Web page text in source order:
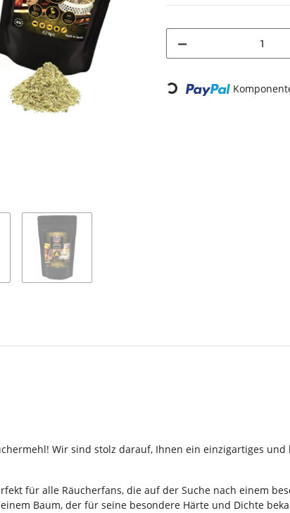
Loading...
Wir sind stolz darauf, Ihnen ein einzigartiges
für alle Räucherfans, die auf der Suche nach einem
Baum, der für seine besondere Härte und Dichte